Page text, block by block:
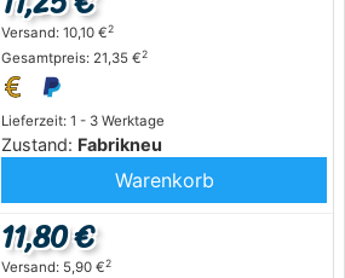
Lieferzeit: 1 - 3 Werktage
Zustand: Fabrikneu
Versand: 10,10 €2
Gesamtpreis: 21,35 €2
Warenkorb
11,80 €
Versand: 5,90 €2